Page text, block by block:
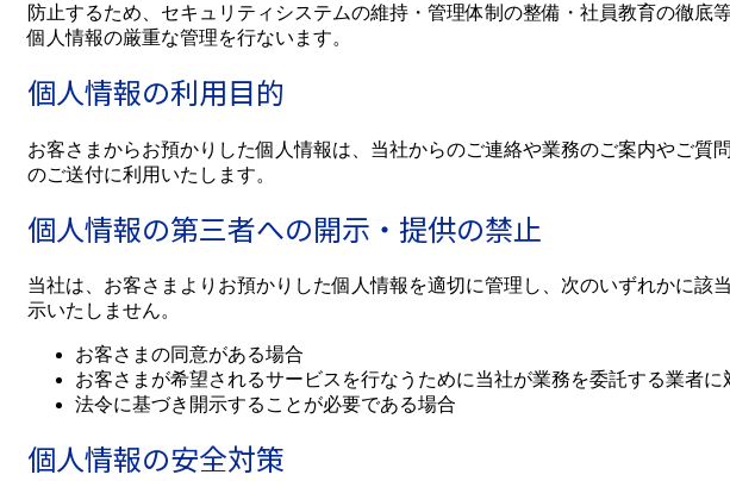
防止するため、セキュリティシステムの維持・管理体制の整備・社員教育の徹底
個人情報の厳重な管理を行ないます。
個人情報の利用目的
お客さまからお預かりした個人情報は、当社からのご連絡や業務のご案内やご質
のご送付に利用いたします。
個人情報の第三者への開示・提供の禁止
当社は、お客さまよりお預かりした個人情報を適切に管理し、次のいずれかに該
示いたしません。
お客さまの同意がある場合
お客さまが希望されるサービスを行なうために当社が業務を委託する業者に
法令に基づき開示することが必要である場合
個人情報の安全対策